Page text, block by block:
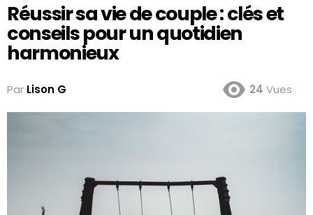
Réussir sa vie de couple : clés et
conseils pour un quotidien
harmonieux
Par Lison G 24 Vues